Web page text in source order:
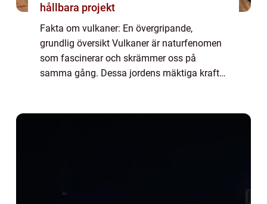
hållbara projekt
Fakta om vulkaner: En övergripande,
grundlig översikt Vulkaner är naturfenomen
som fascinerar och skrämmer oss på
samma gång. Dessa jordens mäktiga krafter